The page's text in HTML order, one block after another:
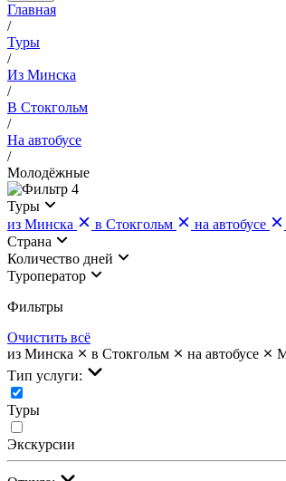
Главная
/
Туры
/
Из Минска
/
В Стокгольм
/
На автобусе
/
Молодёжные
4
Туры
из Минска
в Стокгольм на автобусе
Страна
Количество дней
Туроператор
Фильтры
Очистить всё
из Минска
в Стокгольм на автобусе
Тип услуги:
Туры
Экскурсии